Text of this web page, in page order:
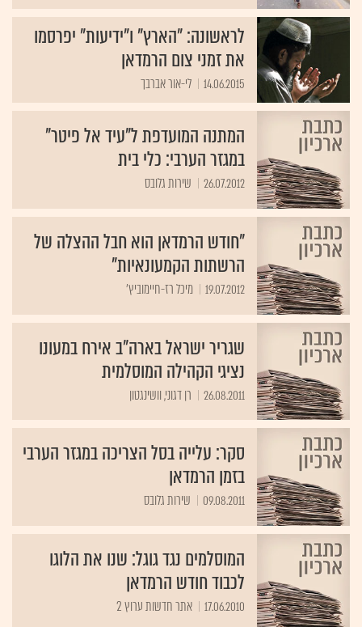
לראשונה: "הארץ" ו"ידיעות" יפרסמו
את זמני צום הרמדאן
14.06.2015 לי-אור אברבך
המתנה המועדפת ל"עיד אל פיטר"
במגזר הערבי: כלי בית
26.07.2012 שירות גלובס
"חודש הרמדאן הוא חבל ההצלה של
הרשתות הקמעונאיות"
19.07.2012 מיכל רז-חיימוביץ'
שגריר ישראל בארה"ב אירח במעונו
נציגי הקהילה המוסלמית
26.08.2011 רן דגוני, וושינגטון
סקר: עלייה בסל הצריכה במגזר הערבי
בזמן הרמדאן
09.08.2011 שירות גלובס
המוסלמים נגד גוגל: שנו את הלוגו
לכבוד חודש הרמדאן
17.06.2010 אתר חדשות ערוץ 2